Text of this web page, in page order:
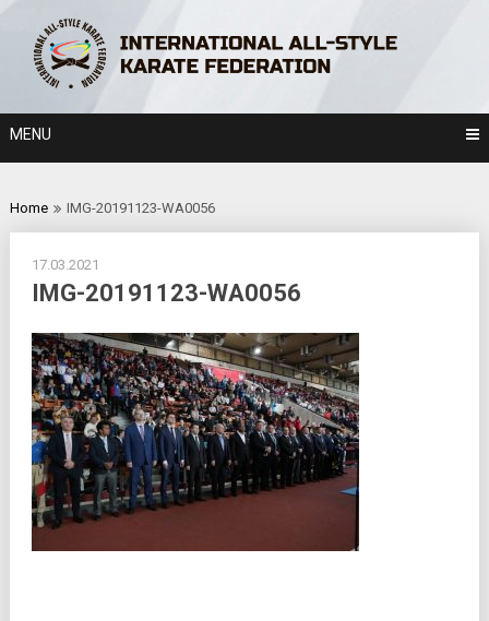
content
MENU
Home IMG-20191123-WA0056
17.03.2021
IMG-20191123-WA0056